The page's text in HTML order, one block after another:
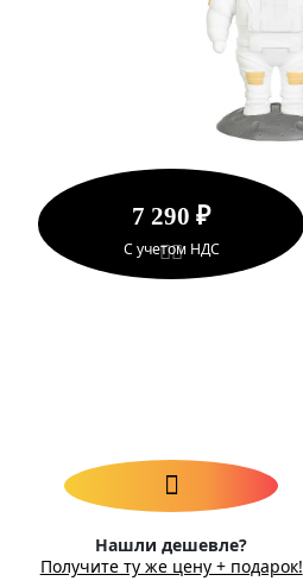
7 290 ₽
С учетом НДС
Нашли дешевле?
Получите ту же цену + подарок!